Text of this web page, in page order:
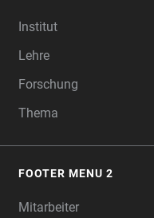
Institut
Lehre
Forschung
Thema
FOOTER MENU 2
Mitarbeiter